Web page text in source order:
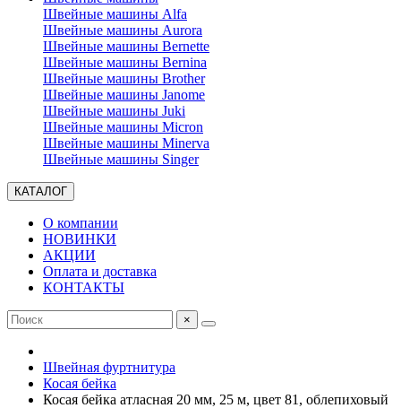
Швейные машины Alfa
Швейные машины Aurora
Швейные машины Bernette
Швейные машины Bernina
Швейные машины Brother
Швейные машины Janome
Швейные машины Juki
Швейные машины Micron
Швейные машины Minerva
Швейные машины Singer
КАТАЛОГ
О компании
НОВИНКИ
АКЦИИ
Оплата и доставка
КОНТАКТЫ
×
Швейная фуртнитура
Косая бейка
Косая бейка атласная 20 мм, 25 м, цвет 81, облепиховый